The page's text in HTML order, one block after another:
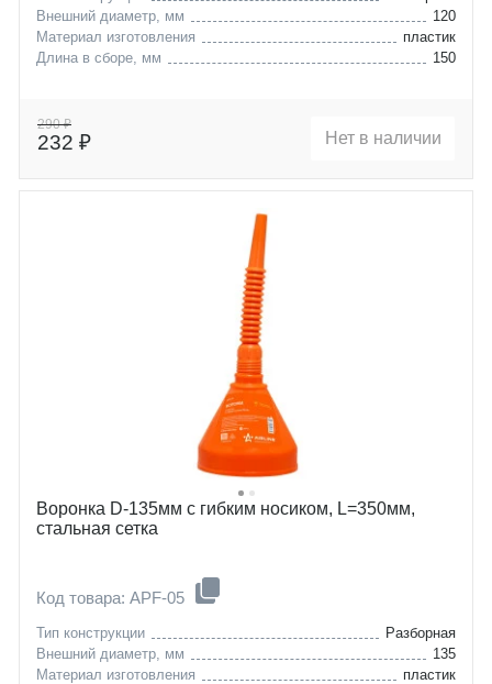
Внешний диаметр, мм
120
Материал изготовления
пластик
Длина в сборе, мм
150
290 ₽
232 ₽ Нет в наличии
Воронка D-135мм с гибким носиком, L=350мм,
стальная сетка
Код товара: APF-05
Тип конструкции
Разборная
Внешний диаметр, мм
135
Материал изготовления
пластик